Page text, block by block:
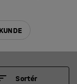
Sortér